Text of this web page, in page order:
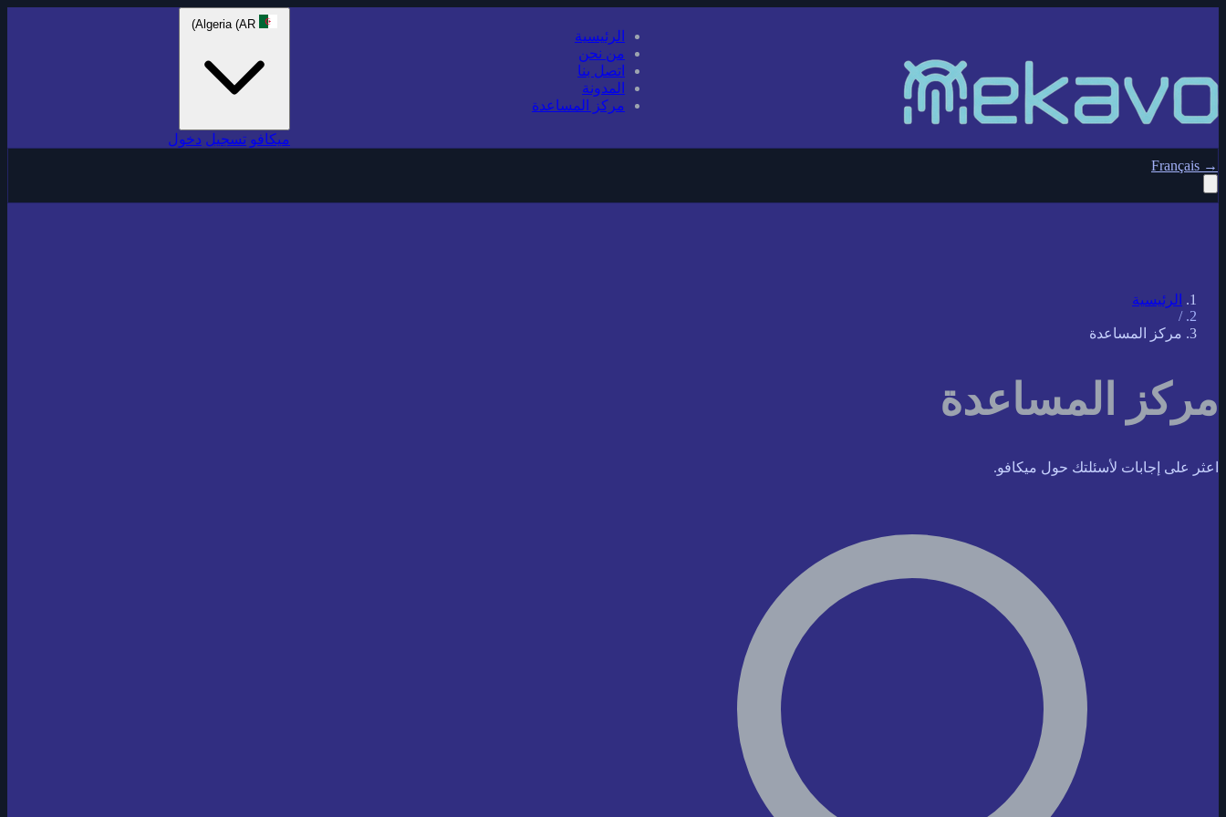
الرئيسية
من نحن
اتصل بنا
المدونة
مركز المساعدة
ميكافو تسجيل دخول
Français →
الرئيسية
/
مركز المساعدة
مركز المساعدة
اعثر على إجابات لأسئلتك حول ميكافو.